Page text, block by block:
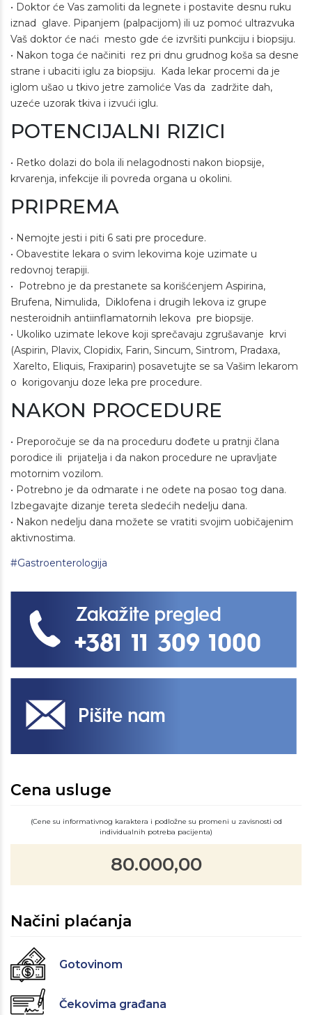
• Doktor će Vas zamoliti da legnete i postavite desnu ruku
iznad glave. Pipanjem (palpacijom) ili uz pomoć ultrazvuka
Vaš doktor će naći mesto gde će izvršiti punkciju i biopsiju.
• Nakon toga će načiniti rez pri dnu grudnog koša sa desne
strane i ubaciti iglu za biopsiju. Kada lekar procemi da je
iglom ušao u tkivo jetre zamoliće Vas da zadržite dah,
uzeće uzorak tkiva i izvući iglu.
POTENCIJALNI RIZICI
• Retko dolazi do bola ili nelagodnosti nakon biopsije,
krvarenja, infekcije ili povreda organa u okolini.
PRIPREMA
• Nemojte jesti i piti 6 sati pre procedure.
• Obavestite lekara o svim lekovima koje uzimate u
redovnoj terapiji.
• Potrebno je da prestanete sa korišćenjem Aspirina,
Brufena, Nimulida, Diklofena i drugih lekova iz grupe
nesteroidnih antiinflamatornih lekova pre biopsije.
• Ukoliko uzimate lekove koji sprečavaju zgrušavanje krvi
(Aspirin, Plavix, Clopidix, Farin, Sincum, Sintrom, Pradaxa,
Xarelto, Eliquis, Fraxiparin) posavetujte se sa Vašim lekarom
o korigovanju doze leka pre procedure.
NAKON PROCEDURE
• Preporočuje se da na proceduru dođete u pratnji člana
porodice ili prijatelja i da nakon procedure ne upravljate
motornim vozilom.
• Potrebno je da odmarate i ne odete na posao tog dana.
Izbegavajte dizanje tereta sledećih nedelju dana.
• Nakon nedelju dana možete se vratiti svojim uobičajenim
aktivnostima.
#Gastroenterologija
Cena usluge
(Cene su informativnog karaktera i podložne su promeni u zavisnosti od
individualnih potreba pacijenta)
80.000,00
Načini plaćanja
Gotovinom
Čekovima građana